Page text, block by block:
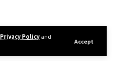
Privacy Policyand
Accept